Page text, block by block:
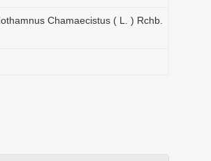
Chamaecistus ( L. ) Rchb.